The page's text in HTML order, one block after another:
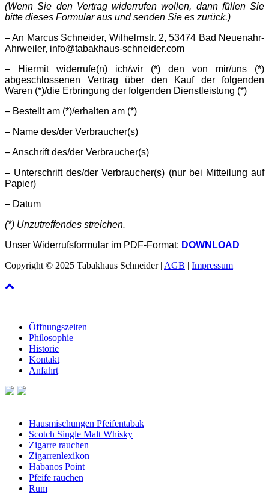
(Wenn Sie den Vertrag widerrufen wollen, dann füllen Sie
bitte dieses Formular aus und senden Sie es zurück.)
– An Marcus Schneider, Wilhelmstr. 2, 53474 Bad Neuenahr-
Ahrweiler, info@tabakhaus-schneider.com
– Hiermit widerrufe(n) ich/wir (*) den von mir/uns (*)
abgeschlossenen Vertrag über den Kauf der folgenden
Waren (*)/die Erbringung der folgenden Dienstleistung (*)
– Bestellt am (*)/erhalten am (*)
– Name des/der Verbraucher(s)
– Anschrift des/der Verbraucher(s)
– Unterschrift des/der Verbraucher(s) (nur bei Mitteilung auf
Papier)
– Datum
(*) Unzutreffendes streichen.
Unser Widerrufsformular im PDF-Format: DOWNLOAD
Copyright © 2025 Tabakhaus Schneider | AGB | Impressum
Öffnungszeiten
Philosophie
Historie
Kontakt
Anfahrt
Hausmischungen Pfeifentabak
Scotch Single Malt Whisky
Zigarre rauchen
Zigarrenlexikon
Habanos Point
Pfeife rauchen
Rum